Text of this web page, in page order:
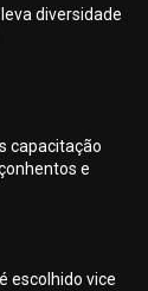
diversidade
capacitação
e
escolhido vice